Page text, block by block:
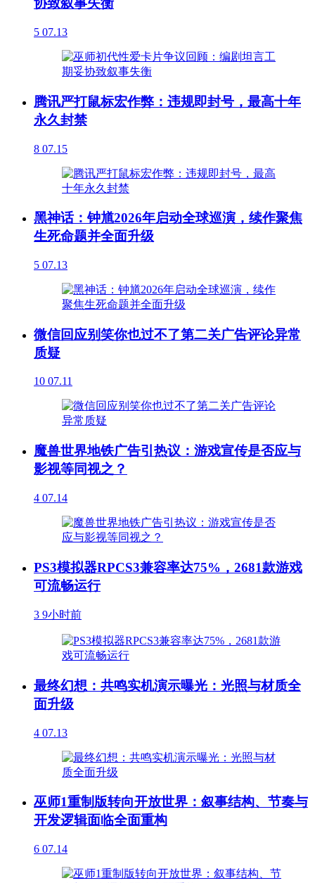
协致叙事失衡
5 07.13
腾讯严打鼠标宏作弊：违规即封号，最高十年
永久封禁
8 07.15
黑神话：钟馗2026年启动全球巡演，续作聚焦
生死命题并全面升级
5 07.13
微信回应别笑你也过不了第二关广告评论异常
质疑
10 07.11
魔兽世界地铁广告引热议：游戏宣传是否应与
影视等同视之？
4 07.14
PS3模拟器RPCS3兼容率达75%，2681款游戏
可流畅运行
3 9小时前
最终幻想：共鸣实机演示曝光：光照与材质全
面升级
4 07.13
巫师1重制版转向开放世界：叙事结构、节奏与
开发逻辑面临全面重构
6 07.14